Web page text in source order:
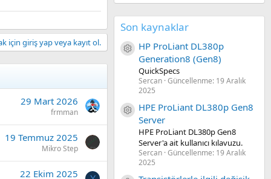
için giriş yap veya kayıt ol.
29 Mart 2026
frmman
19 Temmuz 2025
Mikro Step
22 Ekim 2025
Son kaynaklar
Kaynak ikon/amblem
HP ProLiant DL380p
Generation8 (Gen8)
QuickSpecs
Sercan Güncellenme: 19 Aralık
2025
Kaynak ikon/amblem
HPE ProLiant DL380p Gen8
Server
HPE ProLiant DL380p Gen8
Server'a ait kullanıcı kılavuzu.
Sercan Güncellenme: 19 Aralık
2025